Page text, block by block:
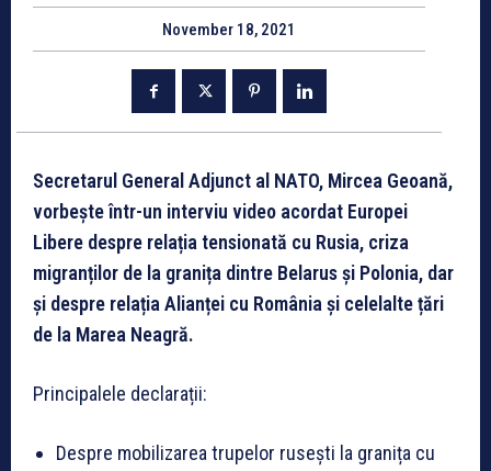
November 18, 2021
Secretarul General Adjunct al NATO, Mircea Geoană,
vorbește într-un interviu video acordat Europei
Libere despre relația tensionată cu Rusia, criza
migranților de la granița dintre Belarus și Polonia, dar
și despre relația Alianței cu România și celelalte țări
de la Marea Neagră.
Principalele declarații:
Despre mobilizarea trupelor rusești la granița cu